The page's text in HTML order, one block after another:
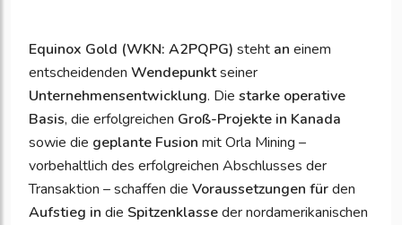
Equinox Gold (WKN: A2PQPG) steht an einem
entscheidenden Wendepunktseiner
Unternehmensentwicklung. Die starke operative
Basis, die erfolgreichen Groß-Projekte in Kanada
sowie die geplante Fusion mit Orla Mining –
vorbehaltlich des erfolgreichen Abschlusses der
Transaktion – schaffen die Voraussetzungen fürden
Aufstieg in die Spitzenklasseder nordamerikanischen